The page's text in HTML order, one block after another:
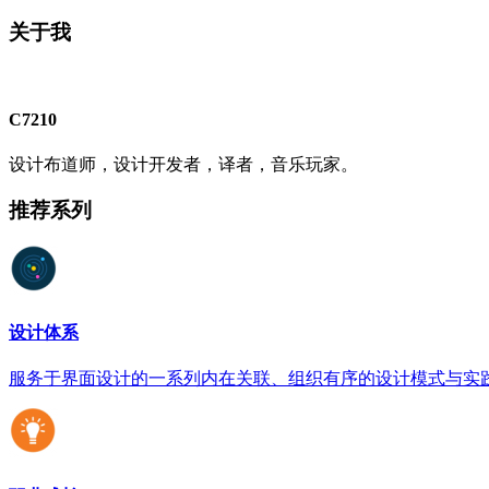
关于我
C7210
设计布道师，设计开发者，译者，音乐玩家。
推荐系列
设计体系
服务于界面设计的一系列内在关联、组织有序的设计模式与实